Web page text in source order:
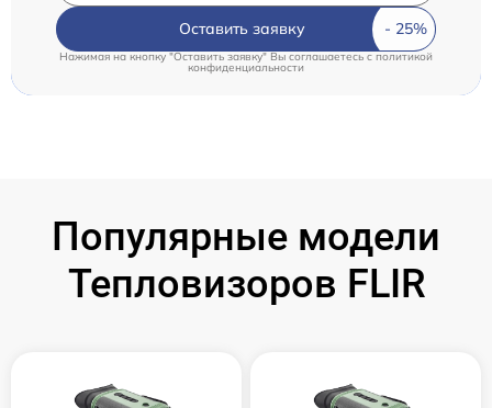
Оставить заявку
Нажимая на кнопку "Оставить заявку" Вы соглашаетесь c политикой
конфиденциальности
Популярные модели
Тепловизоров FLIR